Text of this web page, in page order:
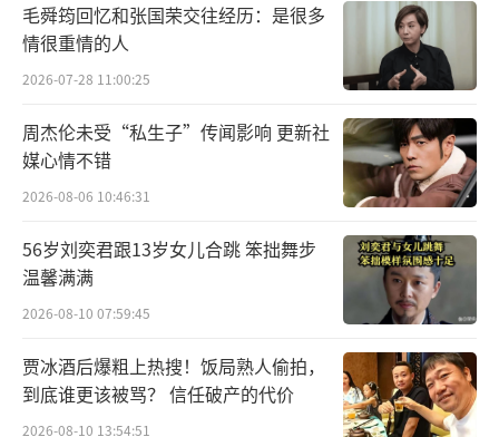
随后，当天万众期待的荣誉时刻到来，从
全国七大赛区选拔出来的优秀舞蹈团队，分别
在SOLO、自由组队、开麦翻跳、编舞等赛道表
现突出，获得荣誉鼓励。
有获奖嘉宾动情地表示，舞蹈让她有梦可
追，而这个舞台，让她的梦想被看到。
这几年流行舞蹈在年轻人群体中盛行，搜
狐视频关注到这一火爆现象，适合图文视频分
享的舞蹈，与搜狐视频关注流“以视频会友，
不亦乐乎”的初衷相契合，彼此双向奔赴，从
毛舜筠回忆和张国荣交往经历：是很多
情很重情的人
2026-07-28 11:00:25
周杰伦未受“私生子”传闻影响 更新社
媒心情不错
2026-08-06 10:46:31
56岁刘奕君跟13岁女儿合跳 笨拙舞步
温馨满满
2026-08-10 07:59:45
贾冰酒后爆粗上热搜！饭局熟人偷拍，
到底谁更该被骂？ 信任破产的代价
2026-08-10 13:54:51